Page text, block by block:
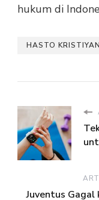
hukum di
HASTO
Juventus